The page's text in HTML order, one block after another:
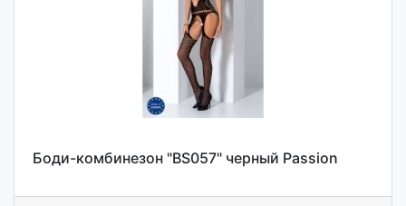
Боди-комбинезон "BS057" черный Passion